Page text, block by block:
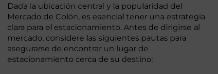
Dada la ubicación central y la popularidad del
Mercado de Colón, es esencial tener una estrategia
clara para el estacionamiento. Antes de dirigirse al
mercado, considere las siguientes pautas para
asegurarse de encontrar un lugar de
estacionamiento cerca de su destino: